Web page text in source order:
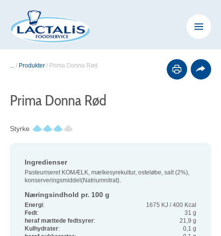
... / Produkter / Prima Donna Rød
Prima Donna Rød
Styrke
Ingredienser
Pasteuriseret KOMÆLK, mælkesyrekultur, osteløbe, salt (2%),
konserveringsmiddel(Natriumnitrat).
Næringsindhold pr. 100 g
Energi:
1675 KJ / 400 Kcal
Fedt:
31 g
heraf mættede fedtsyrer:
21,9 g
Kulhydrater:
0,1 g